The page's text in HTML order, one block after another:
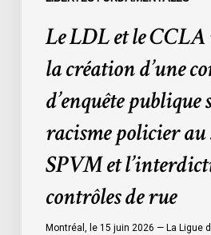
racisme
SPVM
contrôles
Le LDL et le
la création d’une
d’enquête publique
racisme policier au
SPVM et
contrôles de rue
Montréal, le 15 juin 2026 — La Ligue